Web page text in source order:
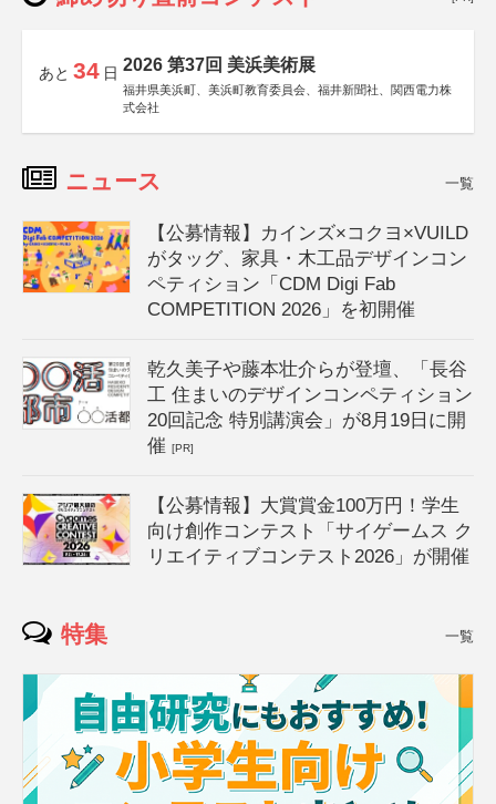
あと 34 日 2026 第37回 美浜美術展
福井県美浜町、美浜町教育委員会、福井新聞社、関西電力株
式会社
ニュース 一覧
【公募情報】カインズ×コクヨ×VUILD
がタッグ、家具・木工品デザインコン
ペティション「CDM Digi Fab
COMPETITION 2026」を初開催
乾久美子や藤本壮介らが登壇、「長谷
工 住まいのデザインコンペティション
20回記念 特別講演会」が8月19日に開
催[PR]
【公募情報】大賞賞金100万円！学生
向け創作コンテスト「サイゲームス ク
リエイティブコンテスト2026」が開催
特集 一覧